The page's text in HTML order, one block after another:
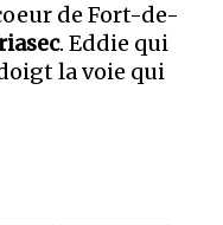
de Fort-de-
. Eddie qui
la voie qui